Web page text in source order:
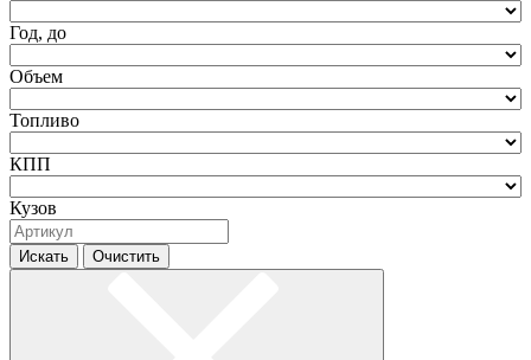
Год, до
Объем
Топливо
КПП
Кузов
Искать Очистить